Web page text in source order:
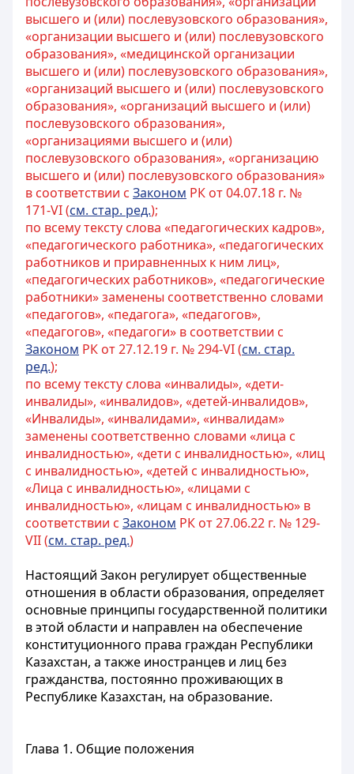
высшего и (или) послевузовского образования»,
«организации высшего и (или) послевузовского
образования», «медицинской организации
высшего и (или) послевузовского образования»,
«организаций высшего и (или) послевузовского
образования», «организаций высшего и (или)
послевузовского образования»,
«организациями высшего и (или)
послевузовского образования», «организацию
высшего и (или) послевузовского образования»
в соответствии с Законом РК от 04.07.18 г. №
171-VI (см. стар. ред.);
по всему тексту слова «педагогических кадров»,
«педагогического работника», «педагогических
работников и приравненных к ним лиц»,
«педагогических работников», «педагогические
работники» заменены соответственно словами
«педагогов», «педагога», «педагогов»,
«педагогов», «педагоги» в соответствии с
Законом РК от 27.12.19 г. № 294-VI (см. стар.
ред.);
по всему тексту слова «инвалиды», «дети-
инвалиды», «инвалидов», «детей-инвалидов»,
«Инвалиды», «инвалидами», «инвалидам»
заменены соответственно словами «лица с
инвалидностью», «дети с инвалидностью», «лиц
с инвалидностью», «детей с инвалидностью»,
«Лица с инвалидностью», «лицами с
инвалидностью», «лицам с инвалидностью» в
соответствии с Законом РК от 27.06.22 г. № 129-
VII (см. стар. ред.)
Настоящий Закон регулирует общественные
отношения в области образования, определяет
основные принципы государственной политики
в этой области и направлен на обеспечение
конституционного права граждан Республики
Казахстан, а также иностранцев и лиц без
гражданства, постоянно проживающих в
Республике Казахстан, на образование.
Глава 1. Общие положения